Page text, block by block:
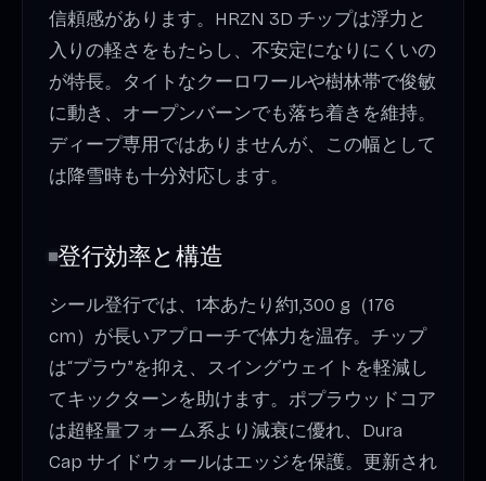
信頼感があります。HRZN 3D チップは浮力と
入りの軽さをもたらし、不安定になりにくいの
が特長。タイトなクーロワールや樹林帯で俊敏
に動き、オープンバーンでも落ち着きを維持。
ディープ専用ではありませんが、この幅として
は降雪時も十分対応します。
登行効率と構造
シール登行では、1本あたり約1,300 g（176
cm）が長いアプローチで体力を温存。チップ
は“プラウ”を抑え、スイングウェイトを軽減し
てキックターンを助けます。ポプラウッドコア
は超軽量フォーム系より減衰に優れ、Dura
Cap サイドウォールはエッジを保護。更新され